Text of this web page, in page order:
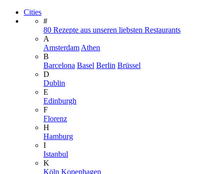
Cities
#
80 Rezepte aus unseren liebsten Restaurants
A
Amsterdam Athen
B
Barcelona Basel Berlin Brüssel
D
Dublin
E
Edinburgh
F
Florenz
H
Hamburg
I
Istanbul
K
Köln Kopenhagen